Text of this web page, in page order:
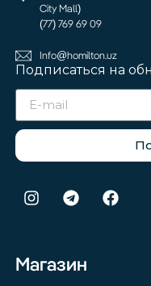
City Mall)
(77) 769 69 09
Info@homilton.uz
Подписаться на
Магазин